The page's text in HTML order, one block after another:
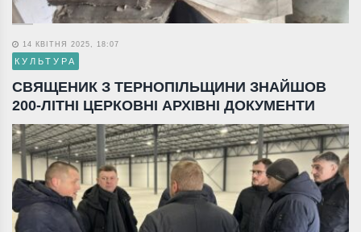
14 КВІТНЯ 2025, 18:07
КУЛЬТУРА
СВЯЩЕНИК З ТЕРНОПІЛЬЩИНИ ЗНАЙШОВ
200-ЛІТНІ ЦЕРКОВНІ АРХІВНІ ДОКУМЕНТИ